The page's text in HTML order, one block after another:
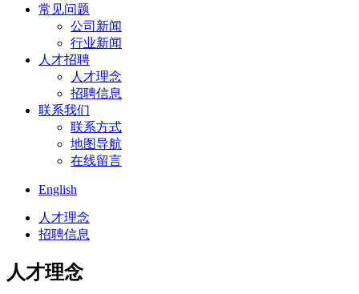
常见问题
公司新闻
行业新闻
人才招聘
人才理念
招聘信息
联系我们
联系方式
地图导航
在线留言
English
人才理念
招聘信息
人才理念